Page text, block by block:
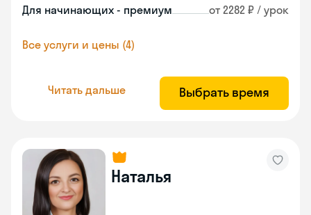
Для начинающих - премиум от 2282 ₽ / урок
Все услуги и цены (4)
Читать дальше Выбрать время
Наталья